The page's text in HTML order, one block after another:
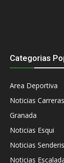
Categorias
Area Deportiva
Noticias
Granada
Noticias Esqui
Noticias
Noticias